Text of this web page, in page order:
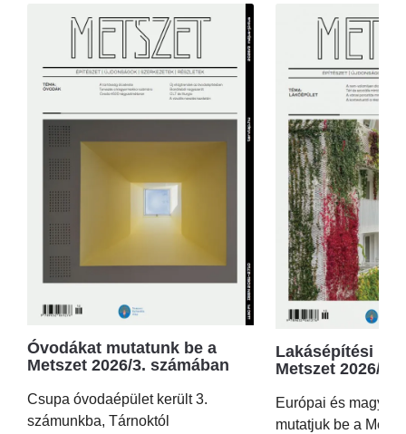
Óvodákat mutatunk be a
Metszet 2026/3. számában
Csupa óvodaépület került 3.
számunkba, Tárnoktól
Lakásépítési
Metszet 2026/2.
Európai és magyar
mutatjuk be a